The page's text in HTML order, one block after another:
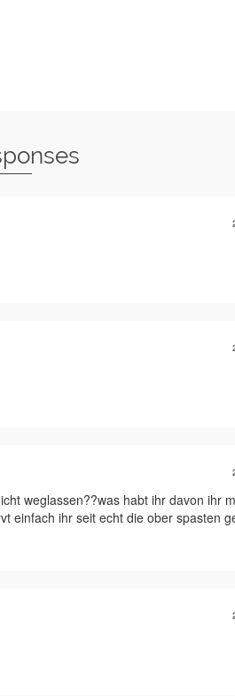
weglassen??was habt ihr davon ihr
einfach ihr seit echt die ober spasten